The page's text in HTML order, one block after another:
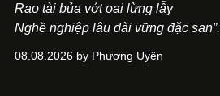
Rao tài bủa vớt oai lừng lẫy
Nghề nghiệp lâu dài vững đặc san”.
08.08.2026 by Phương Uyên